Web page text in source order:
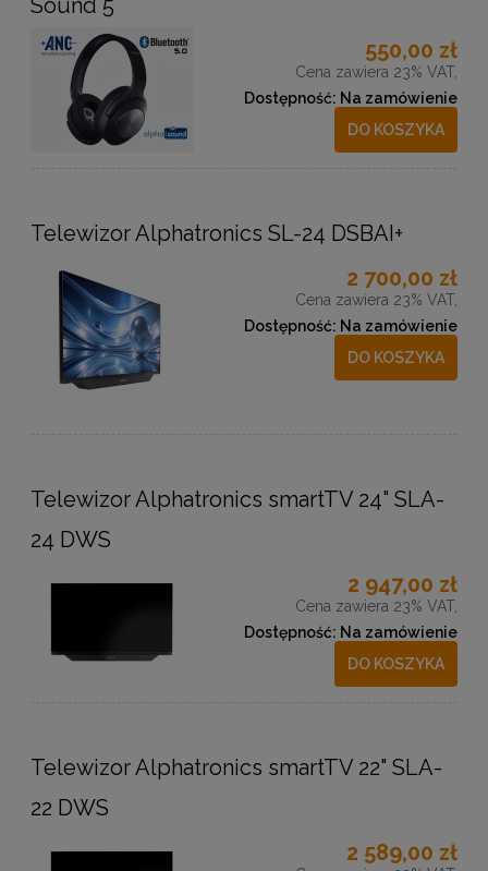
Sound 5
550,00 zł
Cena zawiera 23% VAT,
Dostępność: Na zamówienie
DO KOSZYKA
Telewizor Alphatronics SL-24 DSBAI+
2 700,00 zł
Cena zawiera 23% VAT,
Dostępność: Na zamówienie
DO KOSZYKA
Telewizor Alphatronics smartTV 24" SLA-
24 DWS
2 947,00 zł
Cena zawiera 23% VAT,
Dostępność: Na zamówienie
DO KOSZYKA
Telewizor Alphatronics smartTV 22" SLA-
22 DWS
2 589,00 zł